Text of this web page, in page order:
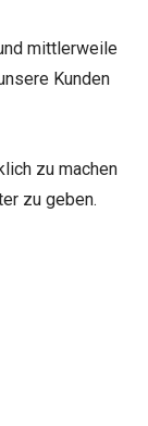
mittlerweile
Kunden
zu machen
zu geben.